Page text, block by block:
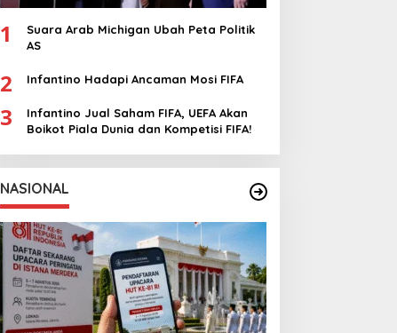
1
Suara Arab Michigan Ubah Peta Politik
AS
2 Infantino Hadapi Ancaman Mosi FIFA
3
Infantino Jual Saham FIFA, UEFA Akan
Boikot Piala Dunia dan Kompetisi FIFA!
NASIONAL